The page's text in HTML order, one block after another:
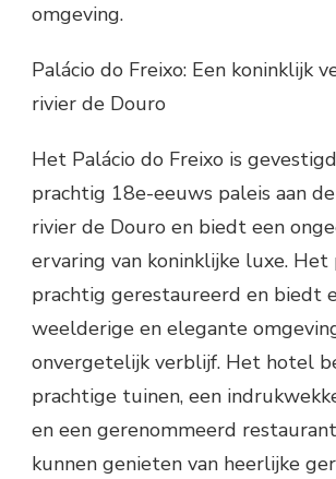
omgeving.
Palácio do Freixo: Een koninklijk
rivier de Douro
Het Palácio do Freixo is
prachtig 18e-eeuws paleis aan
rivier de Douro en biedt een
ervaring van koninklijke luxe. Het
prachtig gerestaureerd en biedt
weelderige en elegante
onvergetelijk verblijf. Het hotel
prachtige tuinen, een
en een gerenommeerd
kunnen genieten van heerlijke